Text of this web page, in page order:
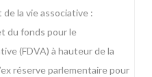
la vie associative :
du fonds pour le
(FDVA) à hauteur de la
réserve parlementaire pour